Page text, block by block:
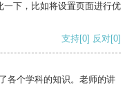
一下，比如将设置页面进行优
支持[0] 反对[0]
各个学科的知识。老师的讲